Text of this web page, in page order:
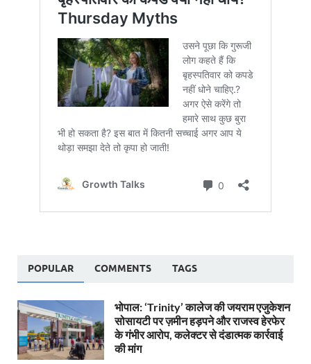
POPULAR COMMENTS TAGS
भोपाल: ‘Trinity’ कालेज की जयराम एजुकेशन
सोसायटी पर ज़मीन हड़पने और राजस्व हेरफेर
के गंभीर आरोप, कलेक्टर से दंडात्मक कार्रवाई
की मांग